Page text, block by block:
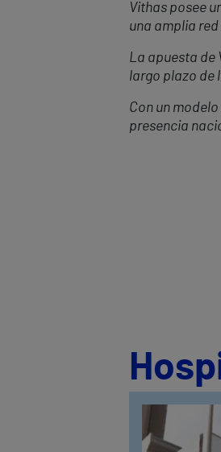
Vithas posee
una amplia
La apuesta de
largo plazo de
Con un
presencia